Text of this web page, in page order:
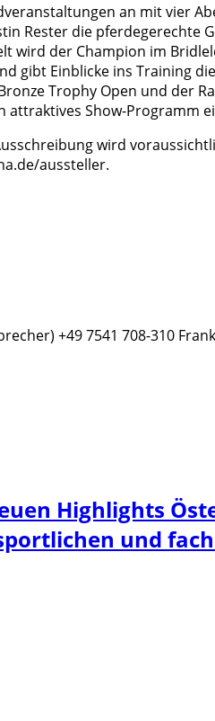
an mit vier
Rester die
wird der Champion im
gibt Einblicke ins Training
Trophy Open und der
attraktives Show-Programm
wird
aussteller.
+49 7541 708-310
Highlights
und